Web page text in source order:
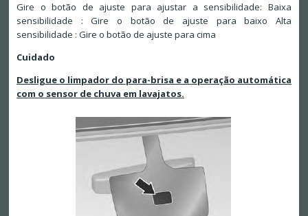
Gire o botão de ajuste para ajustar a sensibilidade: Baixa
sensibilidade : Gire o botão de ajuste para baixo Alta
sensibilidade : Gire o botão de ajuste para cima
Cuidado
Desligue o limpador do para-brisa e a operação automática
com o sensor de chuva em lavajatos.